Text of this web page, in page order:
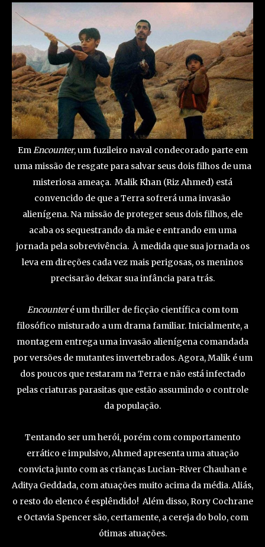
EmEncounter, um fuzileiro naval condecorado parte em
uma missão de resgate para salvar seus dois filhos de uma
misteriosa ameaça. Malik Khan (Riz Ahmed) está
convencido de que a Terra sofrerá uma invasão
alienígena. Na missão de proteger seus dois filhos, ele
acaba os sequestrando da mãe e entrando em uma
jornada pela sobrevivência. À medida que sua jornada os
leva em direções cada vez mais perigosas, os meninos
precisarão deixar sua infância para trás.
Encounteré um thriller de ficção científica com tom
filosófico misturado a um drama familiar. Inicialmente, a
montagem entrega uma invasão alienígena comandada
por versões de mutantes invertebrados. Agora, Malik é um
dos poucos que restaram na Terra e não está infectado
pelas criaturas parasitas que estão assumindo o controle
da população.
Tentando ser um herói, porém com comportamento
errático e impulsivo, Ahmed apresenta uma atuação
convicta junto com as crianças Lucian-River Chauhan e
Aditya Geddada, com atuações muito acima da média. Aliás,
o resto do elenco é esplêndido! Além disso, Rory Cochrane
e Octavia Spencer são, certamente, a cereja do bolo, com
ótimas atuações.